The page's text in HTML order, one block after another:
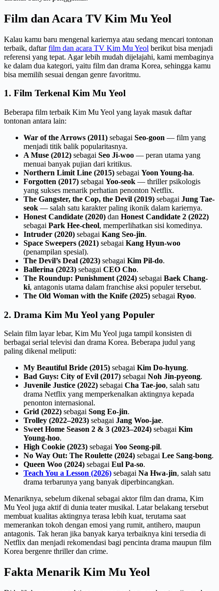
Film dan Acara TV Kim Mu Yeol
Kalau kamu baru mengenal kariernya atau sedang mencari tontonan
terbaik, daftarfilm dan acara TV Kim Mu Yeol berikut bisa menjadi
referensi yang tepat. Agar lebih mudah dijelajahi, kami membaginya
ke dalam dua kategori, yaitu film dan drama Korea, sehingga kamu
bisa memilih sesuai dengan genre favoritmu.
1. Film Terkenal Kim Mu Yeol
Beberapa film terbaik Kim Mu Yeol yang layak masuk daftar
tontonan antara lain:
War of the Arrows (2011) sebagai Seo-goon — film yang
menjadi titik balik popularitasnya.
A Muse (2012) sebagai Seo Ji-woo — peran utama yang
menuai banyak pujian dari kritikus.
Northern Limit Line (2015) sebagai Yoon Young-ha.
Forgotten (2017) sebagai Yoo-seok — thriller psikologis
yang sukses menarik perhatian penonton Netflix.
The Gangster, the Cop, the Devil (2019) sebagai Jung Tae-
seok — salah satu karakter paling ikonik dalam kariernya.
Honest Candidate (2020) dan Honest Candidate 2 (2022)
sebagai Park Hee-cheol, memperlihatkan sisi komedinya.
Intruder (2020) sebagai Kang Seo-jin.
Space Sweepers (2021) sebagai Kang Hyun-woo
(penampilan spesial).
The Devil’s Deal (2023) sebagai Kim Pil-do.
Ballerina (2023) sebagai CEO Cho.
The Roundup: Punishment (2024) sebagai Baek Chang-
ki, antagonis utama dalam franchise aksi populer tersebut.
The Old Woman with the Knife (2025) sebagai Ryoo.
2. Drama Kim Mu Yeol yang Populer
Selain film layar lebar, Kim Mu Yeol juga tampil konsisten di
berbagai serial televisi dan drama Korea. Beberapa judul yang
paling dikenal meliputi:
My Beautiful Bride (2015) sebagai Kim Do-hyung.
Bad Guys: City of Evil (2017) sebagai Noh Jin-pyeong.
Juvenile Justice (2022) sebagai Cha Tae-joo, salah satu
drama Netflix yang memperkenalkan aktingnya kepada
penonton internasional.
Grid (2022) sebagai Song Eo-jin.
Trolley (2022–2023) sebagai Jang Woo-jae.
Sweet Home Season 2 & 3 (2023–2024) sebagai Kim
Young-hoo.
High Cookie (2023) sebagai Yoo Seong-pil.
No Way Out: The Roulette (2024) sebagai Lee Sang-bong.
Queen Woo (2024) sebagai Eul Pa-so.
Teach You a Lesson (2026) sebagai Na Hwa-jin, salah satu
drama terbarunya yang banyak diperbincangkan.
Menariknya, sebelum dikenal sebagai aktor film dan drama, Kim
Mu Yeol juga aktif di dunia teater musikal. Latar belakang tersebut
membuat kualitas aktingnya terasa lebih kuat, terutama saat
memerankan tokoh dengan emosi yang rumit, antihero, maupun
antagonis. Tak heran jika banyak karya terbaiknya kini tersedia di
Netflix dan menjadi rekomendasi bagi pencinta drama maupun film
Korea bergenre thriller dan crime.
Fakta Menarik Kim Mu Yeol